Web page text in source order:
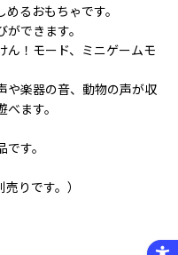
るおもちゃです。
できます。
ん！モード、ミニゲームモ
や楽器の音、動物の声が収
ます。
す。
りです。）